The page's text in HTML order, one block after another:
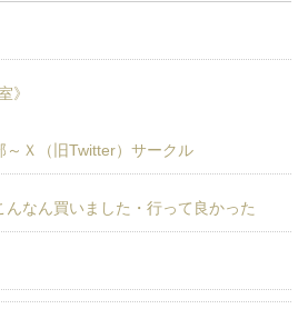
》
～Ｘ（旧Twitter）サークル
なん買いました・行って良かった